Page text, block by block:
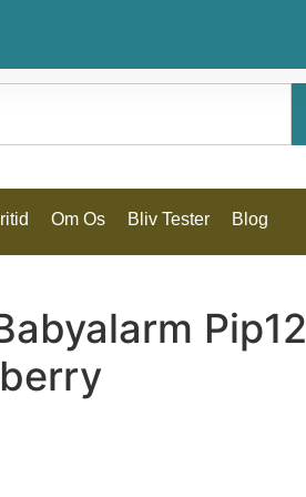
Om Os Bliv Tester Blog
Pip12